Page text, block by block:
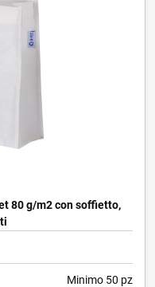
80 g/m2 con soffietto,
Minimo 50 pz